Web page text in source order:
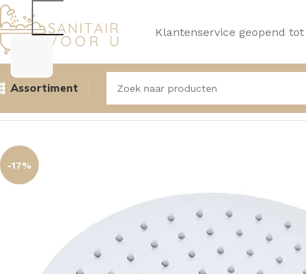
Klantenservice geopend tot
Assortiment
Hoofddouches, Muur- en Plafondarmen
-17%